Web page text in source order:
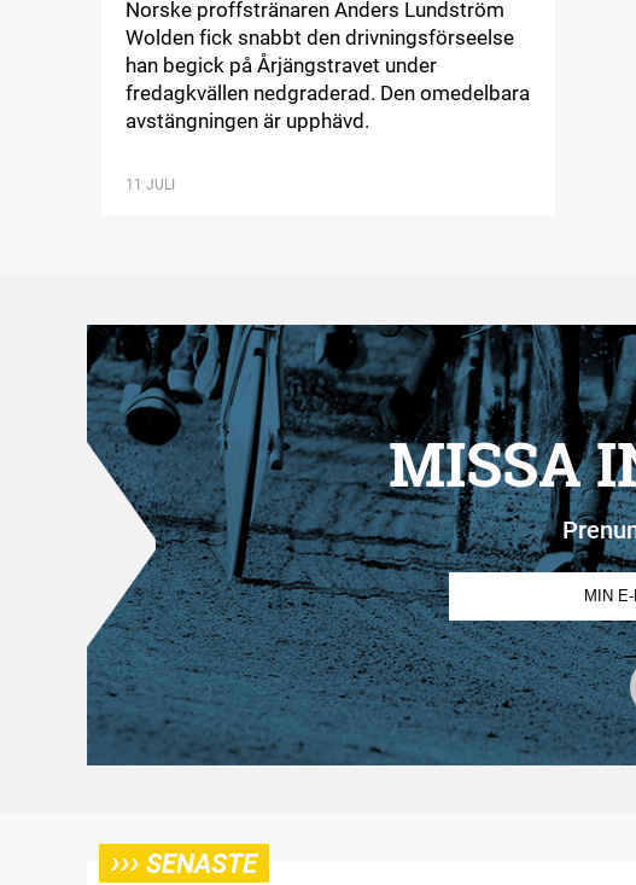
Norske proffstränaren Anders Lundström
Wolden fick snabbt den drivningsförseelse
han begick på Årjängstravet under
fredagkvällen nedgraderad. Den omedelbara
avstängningen är upphävd.
11 JULI
MISSA
››› SENASTE